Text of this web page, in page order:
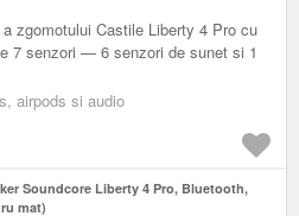
zgomotului Castile Liberty 4 Pro cu
7 senzori — 6 senzori de sunet si 1
airpods si audio
Soundcore Liberty 4 Pro, Bluetooth,
mat)